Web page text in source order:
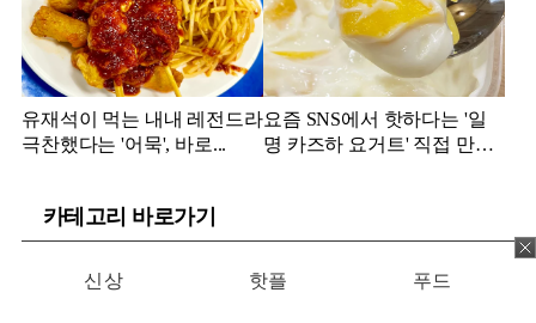
유재석이 먹는 내내 레전드라
극찬했다는 '어묵', 바로...
요즘 SNS에서 핫하다는 '일
명 카즈하 요거트' 직접 만들
카테고리 바로가기
신상 핫플 푸드